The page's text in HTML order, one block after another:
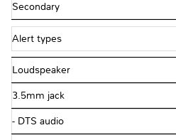
Secondary
Alert types
Loudspeaker
3.5mm jack
- DTS audio